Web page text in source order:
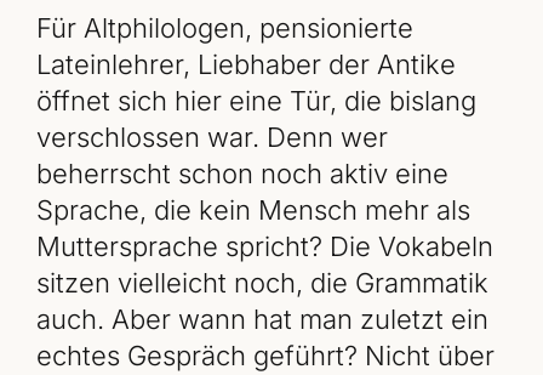
Für Altphilologen, pensionierte
Lateinlehrer, Liebhaber der Antike
öffnet sich hier eine Tür, die bislang
verschlossen war. Denn wer
beherrscht schon noch aktiv eine
Sprache, die kein Mensch mehr als
Muttersprache spricht? Die Vokabeln
sitzen vielleicht noch, die Grammatik
auch. Aber wann hat man zuletzt ein
echtes Gespräch geführt? Nicht über